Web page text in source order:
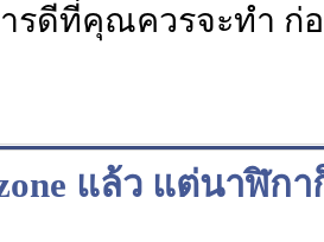
รดีที่คุณควรจะทำ
แล้ว แต่นาฬิกา